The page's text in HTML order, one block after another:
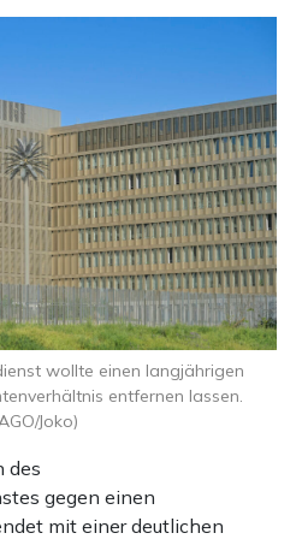
des
gegen einen
mit einer deutlichen
wollte einen langjährigen
entfernen lassen.
Joko)